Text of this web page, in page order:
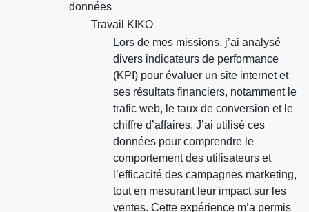
données
Travail KIKO
Lors de mes missions, j’ai analysé
divers indicateurs de performance
(KPI) pour évaluer un site internet et
ses résultats financiers, notamment le
trafic web, le taux de conversion et le
chiffre d’affaires. J’ai utilisé ces
données pour comprendre le
comportement des utilisateurs et
l’efficacité des campagnes marketing,
tout en mesurant leur impact sur les
ventes. Cette expérience m’a permis